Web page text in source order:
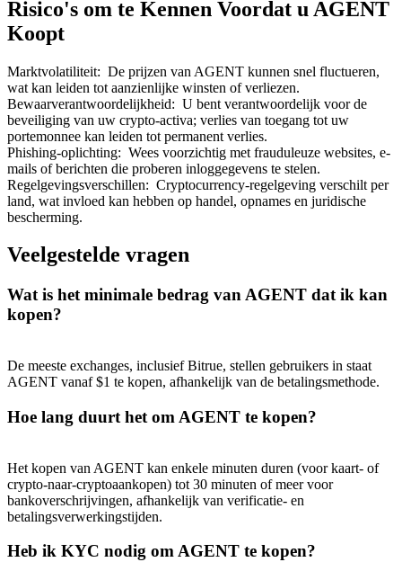
Risico's om te Kennen Voordat u AGENT
Koopt
Marktvolatiliteit: De prijzen van AGENT kunnen snel fluctueren,
wat kan leiden tot aanzienlijke winsten of verliezen.
Bewaarverantwoordelijkheid: U bent verantwoordelijk voor de
beveiliging van uw crypto-activa; verlies van toegang tot uw
portemonnee kan leiden tot permanent verlies.
Phishing-oplichting: Wees voorzichtig met frauduleuze websites, e-
mails of berichten die proberen inloggegevens te stelen.
Regelgevingsverschillen: Cryptocurrency-regelgeving verschilt per
land, wat invloed kan hebben op handel, opnames en juridische
bescherming.
Veelgestelde vragen
Wat is het minimale bedrag van AGENT dat ik kan
kopen?
De meeste exchanges, inclusief Bitrue, stellen gebruikers in staat
AGENT vanaf $1 te kopen, afhankelijk van de betalingsmethode.
Hoe lang duurt het om AGENT te kopen?
Het kopen van AGENT kan enkele minuten duren (voor kaart- of
crypto-naar-cryptoaankopen) tot 30 minuten of meer voor
bankoverschrijvingen, afhankelijk van verificatie- en
betalingsverwerkingstijden.
Heb ik KYC nodig om AGENT te kopen?